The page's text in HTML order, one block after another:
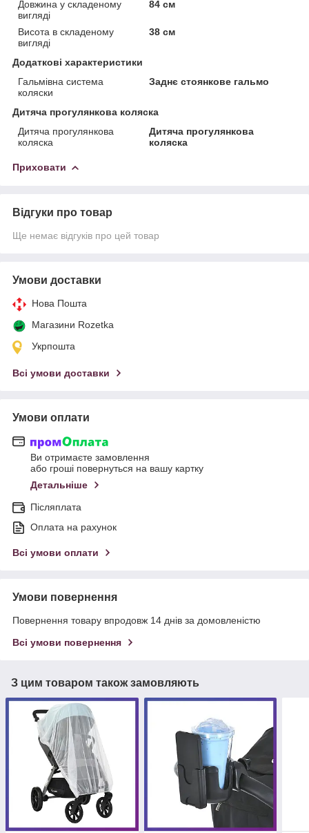
Довжина у складеному
вигляді
84 см
Висота в складеному
вигляді
38 см
Додаткові характеристики
Гальмівна система
коляски
Заднє стоянкове гальмо
Дитяча прогулянкова коляска
Дитяча прогулянкова
коляска
Дитяча прогулянкова
коляска
Приховати
Відгуки про товар
Ще немає відгуків про цей товар
Умови доставки
Нова Пошта
Магазини Rozetka
Укрпошта
Всі умови доставки
Умови оплати
Ви отримаєте замовлення
або гроші повернуться на вашу картку
Детальніше
Післяплата
Оплата на рахунок
Всі умови оплати
Умови повернення
Повернення товару впродовж 14 днів за домовленістю
Всі умови повернення
З цим товаром також замовляють